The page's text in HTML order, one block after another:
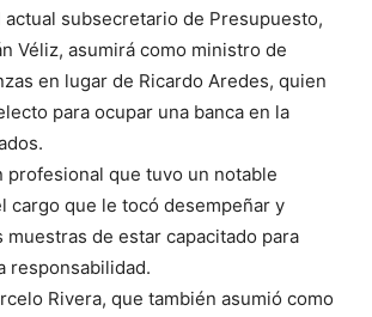
actual subsecretario de Presupuesto,
Véliz, asumirá como ministro de
en lugar de Ricardo Aredes, quien
para ocupar una banca en la
profesional que tuvo un notable
cargo que le tocó desempeñar y
de estar capacitado para
responsabilidad.
Rivera, que también asumió como